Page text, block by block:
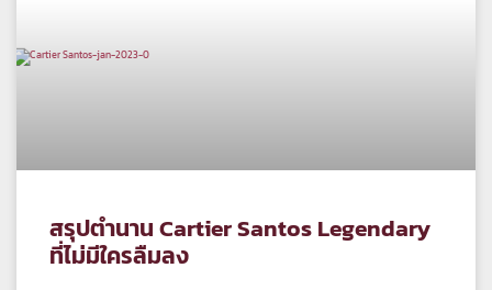
สรุปตำนาน Cartier Santos Legendary
ที่ไม่มีใครลืมลง